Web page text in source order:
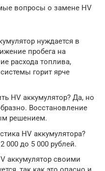
вопросы о замене HV
нуждается в
пробега на
расхода топлива,
горит ярче
HV аккумулятор? Да, но
Восстановление
решением.
HV аккумулятора?
000 до 5 000 рублей.
аккумулятор своими